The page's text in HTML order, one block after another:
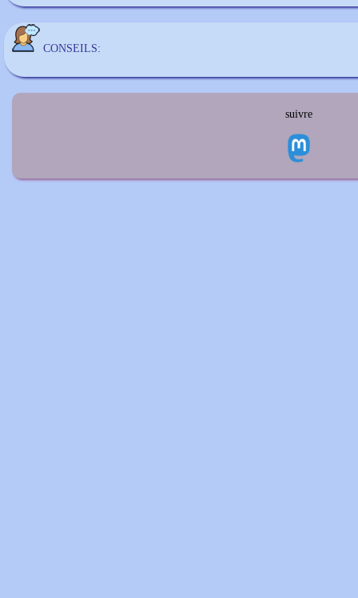
CONSEILS:
suivre